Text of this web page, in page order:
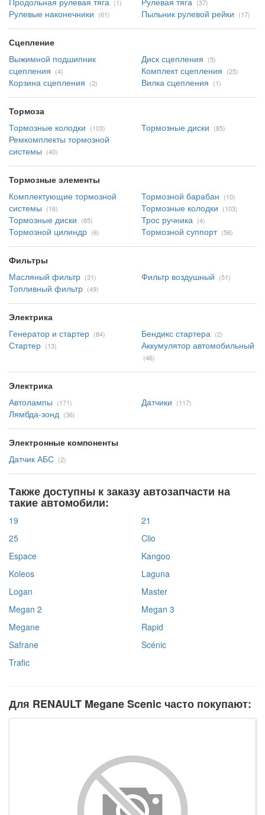
(1) (37)
Рулевые наконечники (61) Пыльник рулевой рейки (17)
Сцепление
Выжимной подшипник
сцепления (4)
Диск сцепления (5)
Комплект сцепления (25)
Корзина сцепления (2) Вилка сцепления (1)
Тормоза
Тормозные колодки (103) Тормозные диски (85)
Ремкомплекты тормозной
системы (40)
Тормозные элементы
Комплектующие тормозной
системы (16)
Тормозной барабан (10)
Тормозные колодки (103)
Тормозные диски (85) Трос ручника (4)
Тормозной цилиндр (6) Тормозной суппорт (56)
Фильтры
Масляный фильтр (31) Фильтр воздушный (51)
Топливный фильтр (49)
Электрика
Генератор и стартер (84) Бендикс стартера (2)
Стартер (13) Аккумулятор автомобильный
(46)
Электрика
Автолампы (171) Датчики (117)
Лямбда-зонд (36)
Электронные компоненты
Датчик АБС (2)
Также доступны к заказу автозапчасти на
такие автомобили:
19
21
25
Clio
Espace
Kangoo
Koleos
Laguna
Logan
Master
Megan 2
Megan 3
Megane
Rapid
Safrane
Scénic
Trafic
Для RENAULT Megane Scenic часто покупают: